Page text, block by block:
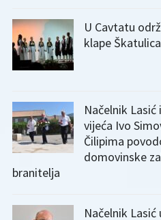
U Cavtatu
klape Škatulica
Načelnik
vijeća Ivo
Čilipima
domovinske
branitelja
Načelnik